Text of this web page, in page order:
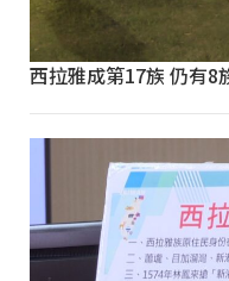
西拉雅成第17族 仍有8